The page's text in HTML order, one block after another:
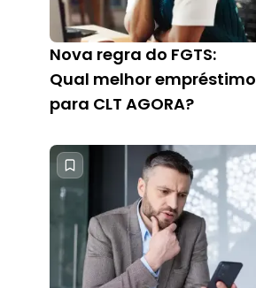
Nova regra do FGTS:
Qual melhor empréstimo
para CLT AGORA?